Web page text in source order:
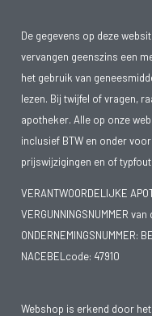
De gegevens op deze
vervangen geenszins een
het gebruik van
lezen. Bij twijfel of vragen,
apotheker. Alle op onze
inclusief BTW en onder
prijswijzigingen en of
VERANTWOORDELIJKE
VERGUNNINGSNUMMER
ONDERNEMINGSNUMMER:
NACEBELcode: 47910
Webshop is erkend door